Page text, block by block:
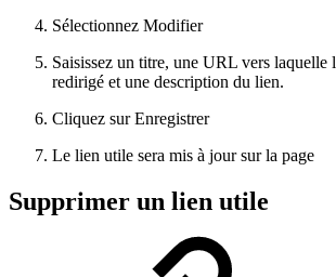
Sélectionnez Modifier
Saisissez un titre, une URL vers laquelle
redirigé et une description du lien.
Cliquez sur Enregistrer
Le lien utile sera mis à jour sur la page
Supprimer un lien utile